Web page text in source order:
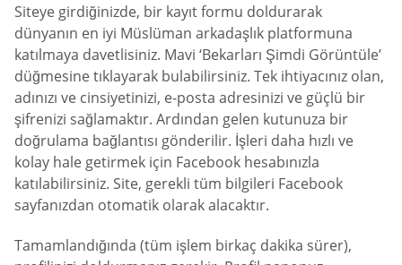
Siteye girdiğinizde, bir kayıt formu doldurarak
dünyanın en iyi Müslüman arkadaşlık platformuna
katılmaya davetlisiniz. Mavi ‘Bekarları Şimdi Görüntüle’
düğmesine tıklayarak bulabilirsiniz. Tek ihtiyacınız olan,
adınızı ve cinsiyetinizi, e-posta adresinizi ve güçlü bir
şifrenizi sağlamaktır. Ardından gelen kutunuza bir
doğrulama bağlantısı gönderilir. İşleri daha hızlı ve
kolay hale getirmek için Facebook hesabınızla
katılabilirsiniz. Site, gerekli tüm bilgileri Facebook
sayfanızdan otomatik olarak alacaktır.
Tamamlandığında (tüm işlem birkaç dakika sürer),